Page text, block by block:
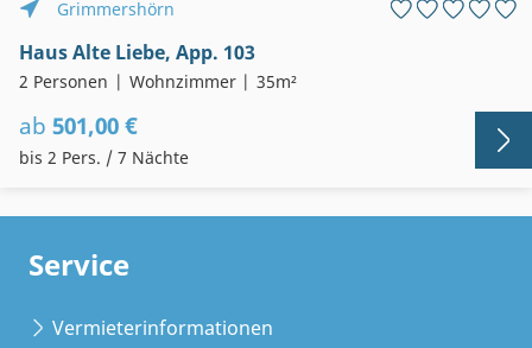
Grimmershörn
Haus Alte Liebe, App. 103
2 Personen Wohnzimmer 35m²
ab 501,00 €
bis 2 Pers. / 7 Nächte
Service
Vermieterinformationen